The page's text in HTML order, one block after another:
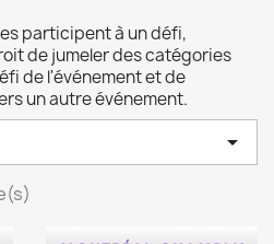
participent à un défi,
de jumeler des catégories
de l'événement et de
un autre événement.
